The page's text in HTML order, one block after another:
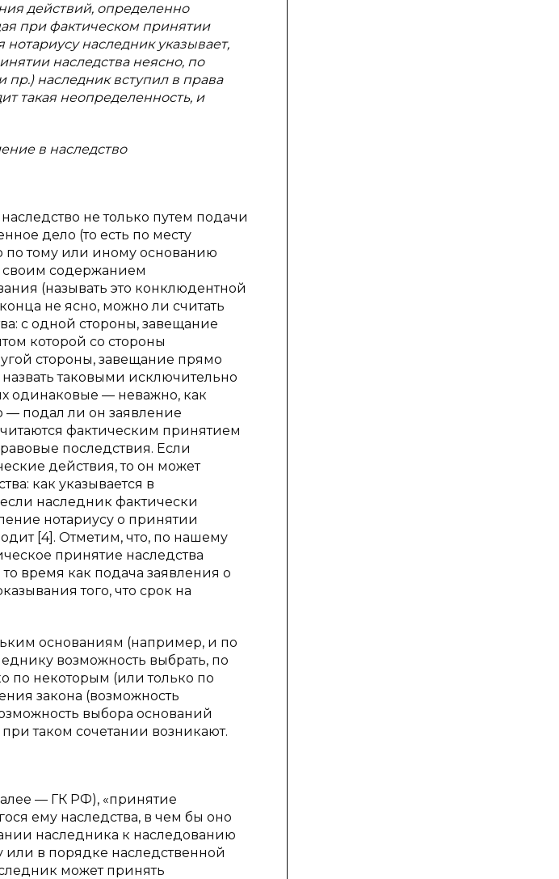
действий, определенно
при фактическом принятии
наследник указывает,
наследства неясно, по
наследник вступил в права
такая неопределенность, и
в наследство
не только путем подачи
дело (то есть по месту
по тому или иному основанию
своим содержанием
(называть это конклюдентной
не ясно, можно ли считать
с одной стороны, завещание
которой со стороны
стороны, завещание прямо
таковыми исключительно
одинаковые — неважно, как
— подал ли он заявление
фактическим принятием
последствия. Если
действия, то он может
как указывается в
наследник фактически
нотариусу о принятии
[4]. Отметим, что, по нашему
принятие наследства
время как подача заявления о
того, что срок на
основаниям (например, и по
возможность выбрать, по
по некоторым (или только по
закона (возможность
выбора оснований
таком сочетании возникают.
— ГК РФ), «принятие
ему наследства, в чем бы оно
наследника к наследованию
в порядке наследственной
может принять